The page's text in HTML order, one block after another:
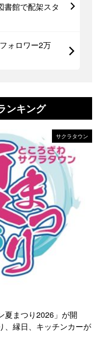
書館で配架スタ
ォロワー2万
ンキング
サクラタウン
夏まつり2026」が開
、縁日、キッチンカーが